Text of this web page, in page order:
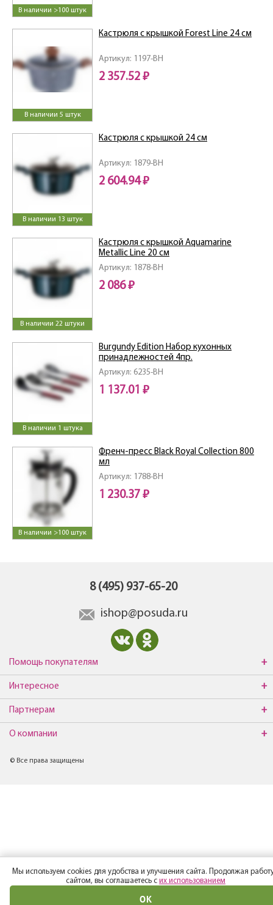
В наличии >100 штук
В наличии 5 штук
Артикул: 1197-BH
Кастрюля с крышкой Forest Line 24 см
2 357.52 ₽
В наличии 13 штук
Артикул: 1879-BH
Кастрюля с крышкой 24 см
2 604.94 ₽
В наличии 22 штуки
Артикул: 1878-BH
Кастрюля с крышкой Aquamarine
Metallic Line 20 см
2 086 ₽
В наличии 1 штука
Артикул: 6235-BH
Burgundy Edition Набор кухонных
принадлежностей 4пр.
1 137.01 ₽
В наличии >100 штук
Артикул: 1788-BH
Френч-пресс Black Royal Collection 800
мл
1 230.37 ₽
8 (495) 937-65-20
ishop@posuda.ru
Помощь покупателям
Интересное
Партнерам
О компании
© Все права защищены
Мы используем cookies для удобства и улучшения сайта. Продолжая
сайтом, вы соглашаетесь с их использованием
ОК